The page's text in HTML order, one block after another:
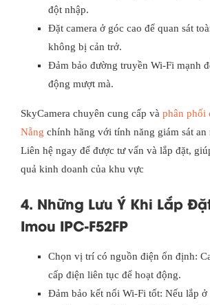
đột nhập.
Đặt camera ở góc cao để quan sát
không bị cản trở.
Đảm bảo đường truyền Wi-Fi mạnh
động mượt mà.
SkyCamera chuyên cung cấp và phân phối
Nẵng chính hãng với tính năng giám sát
Liên hệ ngay để được tư vấn và lắp đặt,
quả kinh doanh của khu vực
4. Những Lưu Ý Khi Lắp
Imou IPC-F52FP
Chọn vị trí có nguồn điện ổn định:
cấp điện liên tục để hoạt động.
Đảm bảo kết nối Wi-Fi tốt: Nếu lắp ở